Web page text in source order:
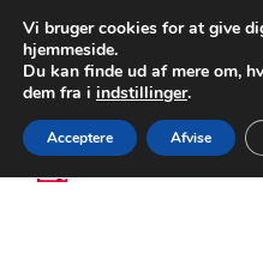
FEDEX
80 82 72 02
Spring
til
Spring
til
Vi bruger cookies for at give
hjemmeside.
Du kan finde ud af mere om,
dem fra i indstillinger.
Acceptere Afvise